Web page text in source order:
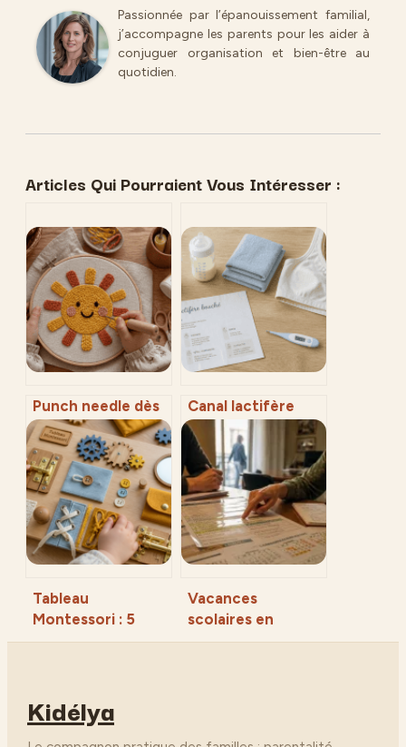
Passionnée par l’épanouissement familial,
j’accompagne les parents pour les aider à
conjuguer organisation et bien-être au
quotidien.
Articles Qui Pourraient Vous Intéresser :
Punch needle dès
5 ans : 3 règles
d’or pour une
séance sans
frustration
Canal lactifère
bouché : 3
positions et 5
réflexes pour
libérer votre sein
Tableau
Montessori : 5
mécanismes clés
motricité fine
Vacances
scolaires en
Espagne 2025-
Kidélya